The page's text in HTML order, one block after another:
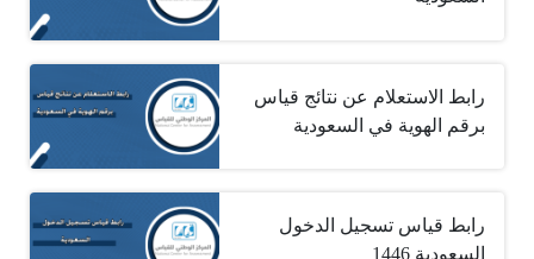
رابط الاستعلام عن نتائج قياس
برقم الهوية في السعودية
رابط قياس تسجيل الدخول
السعودية 1446